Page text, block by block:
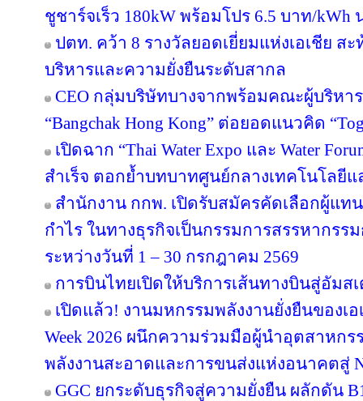
ชูชาร์จเร็ว 180kW พร้อมโปร 6.5 บาท/kWh
ปตท. คว้า 8 รางวัลยอดเยี่ยมแห่งเอเชีย
บริหารและความยั่งยืนระดับสากล
CEO กลุ่มบริษัทบางจากพร้อมคณะผู้บริหา
“Bangchak Hong Kong” ต่อยอดแนวคิด
เปิดฉาก “Thai Water Expo และ Water
สำเร็จ ตอกย้ำบทบาทศูนย์กลางเทคโนโล
สำนักงาน กกพ. เปิดรับสมัครคัดเลือกผู้แท
กำไร ในทางธุรกิจเป็นกรรมการสรรหากรร
ระหว่างวันที่ 1 – 30 กรกฎาคม 2569
การบินไทยเปิดให้บริการเส้นทางบินสู่อัมส
เปิดแล้ว! งานมหกรรมพลังงานยั่งยืนของเอเ
Week 2026 ผนึกความร่วมมือผู้นำอุตสาหก
พลังงานสะอาดและการขนส่งแห่งอนาคตสู่
GGC ยกระดับธุรกิจสู่ความยั่งยืน ผลักดัน